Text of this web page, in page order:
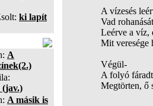
ki lapít
A
A másik is
A vízesés
Vad
Leérve a víz,
Mit veresége
Végül-
A folyó
Megtörten, ő